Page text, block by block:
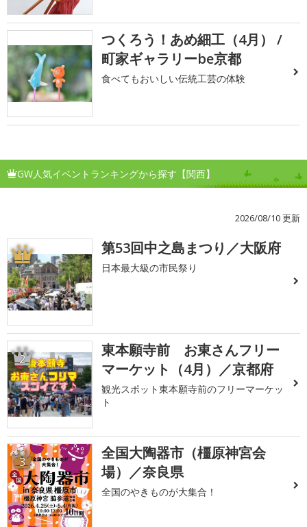
つくろう！あめ細工（4月） /
町家ギャラリーbe京都
食べてもおいしい伝統工芸の体験
GW人気イベントランキングから探す【関西】
2026/08/10 更新
1 第53回中之島まつり／大阪府
日本最大級の市民祭り
2
東本願寺前 お東さんフリー
マーケット（4月）／京都府
観光スポット東本願寺前のフリーマーケッ
ト
3
全国大陶器市（橿原神宮会
場）／奈良県
全国のやきものが大集合！